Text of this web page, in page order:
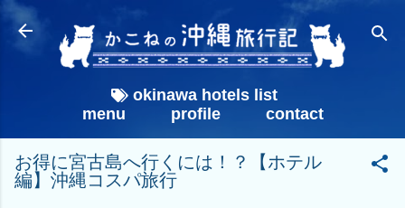
スキップしてメイン コンテンツに移動
okinawa hotels list
menu
profile contact
お得に宮古島へ行くには！？【ホテル
編】沖縄コスパ旅行